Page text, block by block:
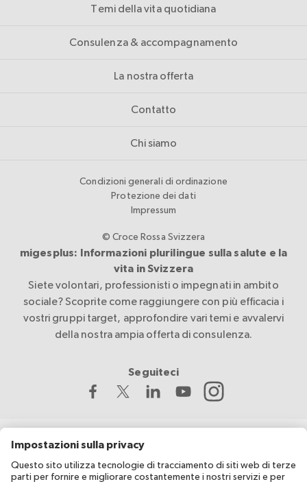
Temi della vita quotidiana
Consulenza & accompagnamento
La nostra offerta
Contatto
Chi siamo
Condizioni generali di ordinazione
Protezione dei dati
Impressum
© Croce Rossa Svizzera
migesplus: Informazioni plurilingue sulla salute e la
vita in Svizzera
Siete volontari, professionisti o impegnati in ambito
sociale? Scoprite come raggiungere con più efficacia i
vostri gruppi target, approfondire vari temi e avvalervi
della nostra ampia offerta di consulenza.
Seguiteci